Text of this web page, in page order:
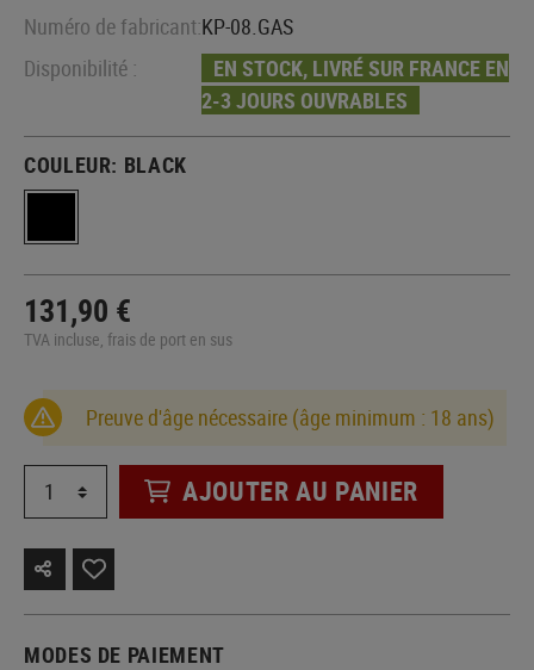
Numéro de fabricant:KP-08.GAS
Disponibilité :
EN STOCK, LIVRÉ SUR FRANCE EN
2-3 JOURS OUVRABLES
COULEUR: BLACK
131,90 €
TVA incluse, frais de port en sus
Preuve d'âge nécessaire (âge minimum : 18 ans)
AJOUTER AU PANIER
MODES DE PAIEMENT